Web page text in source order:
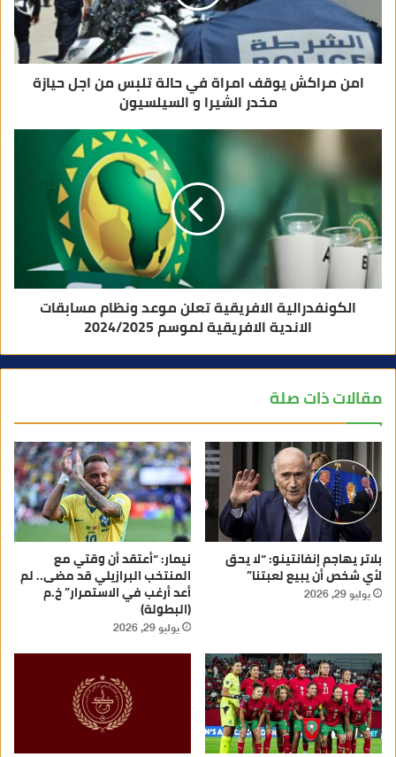
ي
امن مراكش يوقف امراة في حالة تلبس من اجل حيازة
مخدر الشيرا و السيلسيون
الكونفدرالية الافريقية تعلن موعد ونظام مسابقات
الاندية الافريقية لموسم 2024/2025
مقالات ذات صلة
بلاتر يهاجم إنفانتينو: “لا يحق
لأي شخص أن يبيع لعبتنا”
يوليو 29, 2026
نيمار: “أعتقد أن وقتي مع
المنتخب البرازيلي قد مضى.. لم
أعد أرغب في الاستمرار” خ.م
(البطولة)
يوليو 29, 2026